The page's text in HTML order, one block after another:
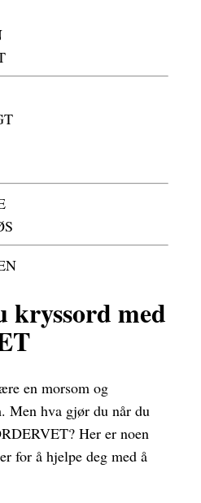
kryssord med
en morsom og
Men hva gjør du når du
Her er noen
for å hjelpe deg med å